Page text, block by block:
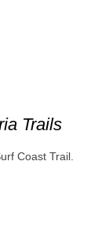
Trails
Coast Trail.